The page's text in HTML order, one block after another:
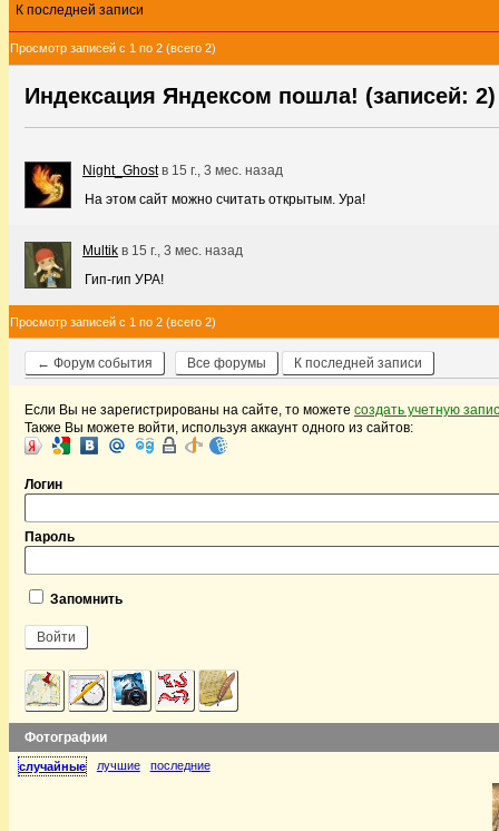
К последней записи
Просмотр записей с 1 по 2 (всего 2)
Индексация Яндексом пошла! (записей: 2)
Night_Ghostв 15 г., 3 мес. назад
На этом сайт можно считать открытым. Ура!
Multik в 15 г., 3 мес. назад
Гип-гип УРА!
Просмотр записей с 1 по 2 (всего 2)
← Форум события Все форумы К последней записи
Если Вы не зарегистрированы на сайте, то можете создать учетную
Также Вы можете войти, используя аккаунт одного из сайтов:
Логин
Пароль
Запомнить
Фотографии
случайные лучшие последние